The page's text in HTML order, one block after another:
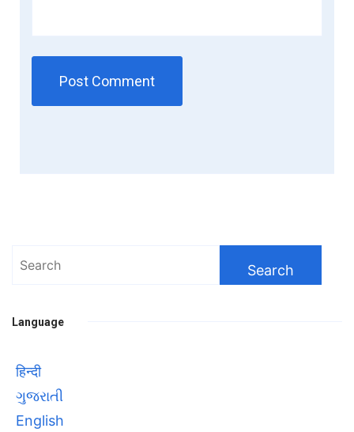
Search
Language
हिन्दी
ગુજરાતી
English